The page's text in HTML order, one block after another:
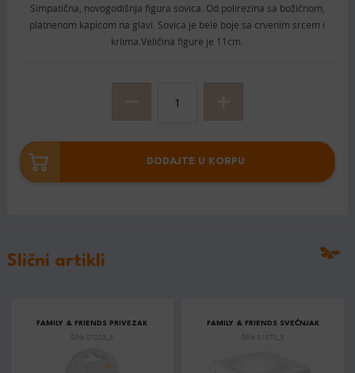
Simpatična, novogodišnja figura sovica. Od polirezina sa božićnom,
platnenom kapicom na glavi. Sovica je bele boje sa crvenim srcem i
krlima.Veličina figure je 11cm.
DODAJTE U KORPU
Slični artikli
FAMILY & FRIENDS PRIVEZAK
Šifra: 07220_3
FAMILY & FRIENDS SVEĆNJAK
Šifra: 01072_5